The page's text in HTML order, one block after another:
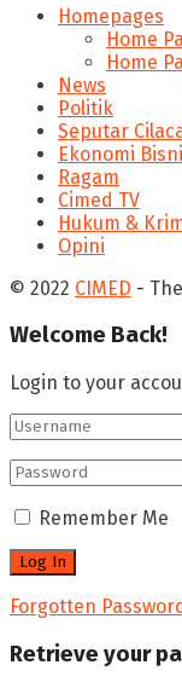
Homepages
Home
Home
News
Politik
Seputar
Ekonomi
Ragam
Cimed TV
Hukum &
Opini
© 2022 CIMED -
Welcome Back!
Login to your
Remember Me
Forgotten
Retrieve your